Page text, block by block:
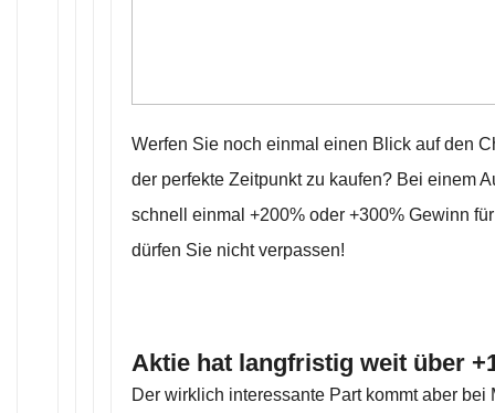
Werfen Sie noch einmal einen Blick auf den
der perfekte Zeitpunkt zu kaufen? Bei einem
schnell einmal +200% oder +300% Gewinn
dürfen Sie nicht verpassen!
Aktie hat langfristig weit über
Der wirklich interessante Part kommt aber bei